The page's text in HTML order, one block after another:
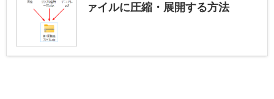
ァイルに圧縮・展開する方法